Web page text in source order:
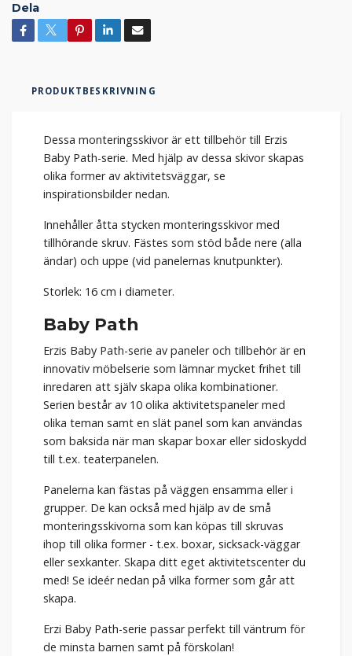
Dela
PRODUKTBESKRIVNING
Dessa monteringsskivor är ett tillbehör till Erzis
Baby Path-serie. Med hjälp av dessa skivor skapas
olika former av aktivitetsväggar, se
inspirationsbilder nedan.
Innehåller åtta stycken monteringsskivor med
tillhörande skruv. Fästes som stöd både nere (alla
ändar) och uppe (vid panelernas knutpunkter).
Storlek: 16 cm i diameter.
Baby Path
Erzis Baby Path-serie av paneler och tillbehör är en
innovativ möbelserie som lämnar mycket frihet till
inredaren att själv skapa olika kombinationer.
Serien består av 10 olika aktivitetspaneler med
olika teman samt en slät panel som kan användas
som baksida när man skapar boxar eller sidoskydd
till t.ex. teaterpanelen.
Panelerna kan fästas på väggen ensamma eller i
grupper. De kan också med hjälp av de små
monteringsskivorna som kan köpas till skruvas
ihop till olika former - t.ex. boxar, sicksack-väggar
eller sexkanter. Skapa ditt eget aktivitetscenter du
med! Se ideér nedan på vilka former som går att
skapa.
Erzi Baby Path-serie passar perfekt till väntrum för
de minsta barnen samt på förskolan!